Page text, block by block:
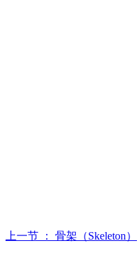
上一节 ： 骨架（Skeleton）